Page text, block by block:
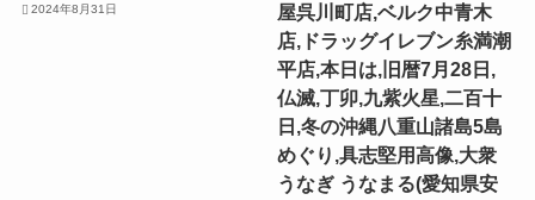
2024年8月31日
屋呉川町店,ベルク中青木
店,ドラッグイレブン糸満潮
平店,本日は,旧暦7月28日,
仏滅,丁卯,九紫火星,二百十
日,冬の沖縄八重山諸島5島
めぐり,具志堅用高像,大衆
うなぎ うなまる(愛知県安